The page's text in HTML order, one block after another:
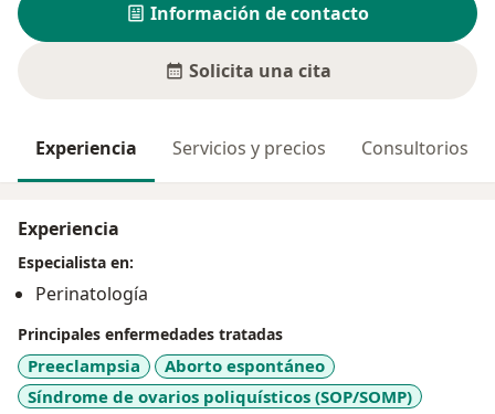
Información de contacto
Solicita una cita
Experiencia Servicios y precios Consultorios
Experiencia
Especialista en:
Perinatología
Principales enfermedades tratadas
Preeclampsia
Aborto espontáneo
Síndrome de ovarios poliquísticos (SOP/SOMP)